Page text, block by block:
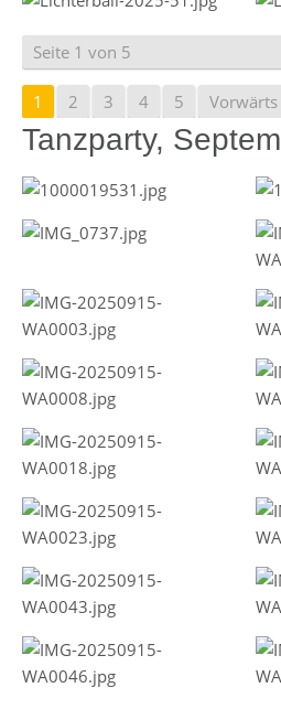
Seite 1 von 5
1 2 3 4 5 Vorwärts
Tanzparty,